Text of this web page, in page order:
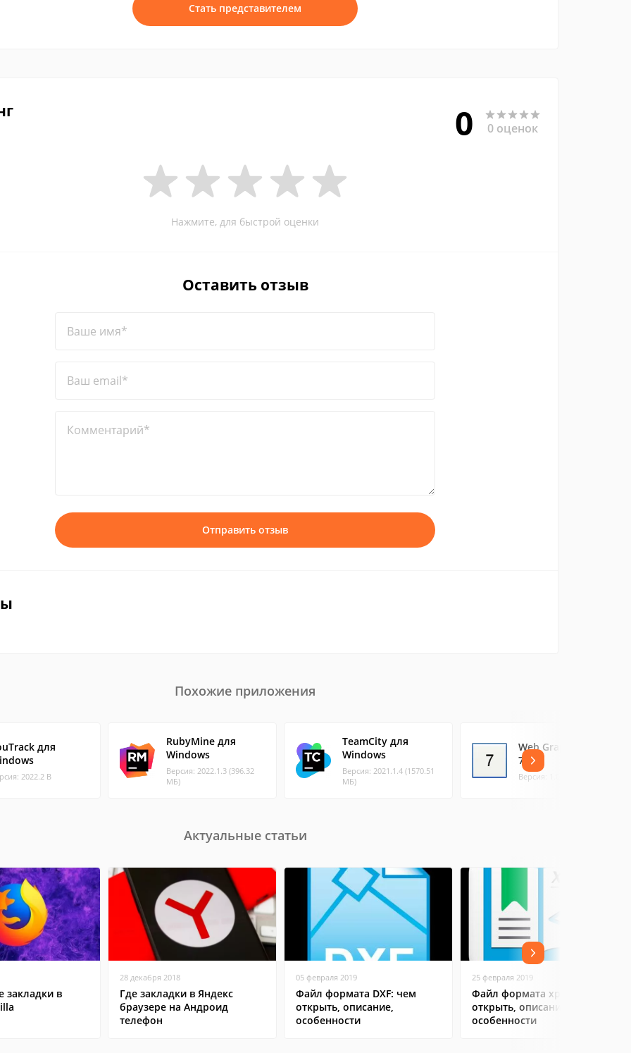
Стать представителем
0 0 оценок
Нажмите, для быстрой оценки
Оставить отзыв
Ваше имя*
Ваш email*
Комментарий*
Отправить отзыв
Похожие приложения
для
2022.2 B
RubyMine для
Windows
Версия: 2022.1.3 (396.32
МБ)
TeamCity для
Windows
Версия: 2021.1.4 (1570.51
МБ)
Web Graphic Maker-
7
Версия: 1.0 (0.35 МБ)
Актуальные статьи
закладки в
28 декабря 2018
Где закладки в Яндекс
браузере на Андроид
телефон
05 февраля 2019
Файл формата DXF: чем
открыть, описание,
особенности
25 февраля 2019
Файл формата xps: чем
открыть, описание,
особенности